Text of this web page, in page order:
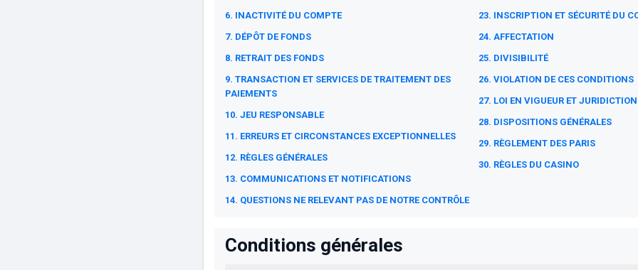
6. INACTIVITÉ DU COMPTE
7. DÉPÔT DE FONDS
8. RETRAIT DES FONDS
9. TRANSACTION ET SERVICES DE TRAITEMENT DES
PAIEMENTS
10. JEU RESPONSABLE
11. ERREURS ET CIRCONSTANCES EXCEPTIONNELLES
12. RÈGLES GÉNÉRALES
13. COMMUNICATIONS ET NOTIFICATIONS
14. QUESTIONS NE RELEVANT PAS DE NOTRE CONTRÔLE
23. INSCRIPTION ET SÉCURITÉ DU
24. AFFECTATION
25. DIVISIBILITÉ
26. VIOLATION DE CES CONDITIONS
27. LOI EN VIGUEUR ET JURIDICTION
28. DISPOSITIONS GÉNÉRALES
29. RÈGLEMENT DES PARIS
30. RÈGLES DU CASINO
Conditions générales